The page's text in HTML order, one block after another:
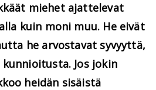
miehet ajattelevat
kuin moni muu. He eivät
he arvostavat syvyyttä,
Jos jokin
heidän sisäistä